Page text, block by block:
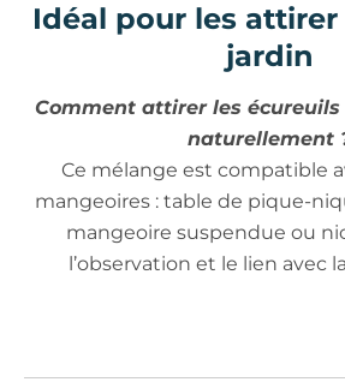
Idéal pour les
jardin
Comment attirer les
naturellement
Ce mélange est compatible
mangeoires : table de pique-
mangeoire suspendue ou
l’observation et le lien avec